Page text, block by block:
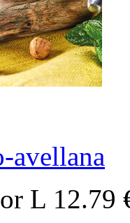
avellana
L 12.79